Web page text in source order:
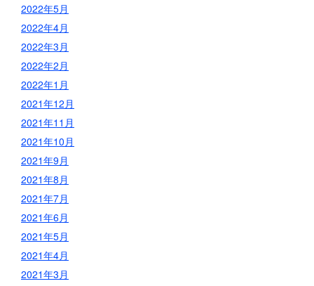
2022年5月
2022年4月
2022年3月
2022年2月
2022年1月
2021年12月
2021年11月
2021年10月
2021年9月
2021年8月
2021年7月
2021年6月
2021年5月
2021年4月
2021年3月